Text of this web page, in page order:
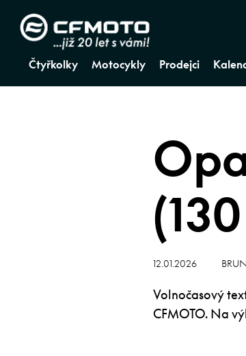
Čtyřkolky Motocykly Prodejci
12.01.2026
Volnočasový
CFMOTO. Na